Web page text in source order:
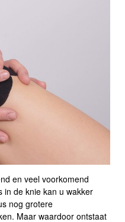
en veel voorkomend
in de knie kan u wakker
nog grotere
Maar waardoor ontstaat